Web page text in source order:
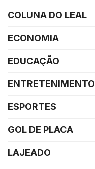
COLUNA DO LEAL
ECONOMIA
EDUCAÇÃO
ENTRETENIMENTO
ESPORTES
GOL DE PLACA
LAJEADO